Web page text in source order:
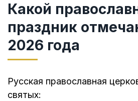
Какой
праздник
2026 года
Русская православная
святых: